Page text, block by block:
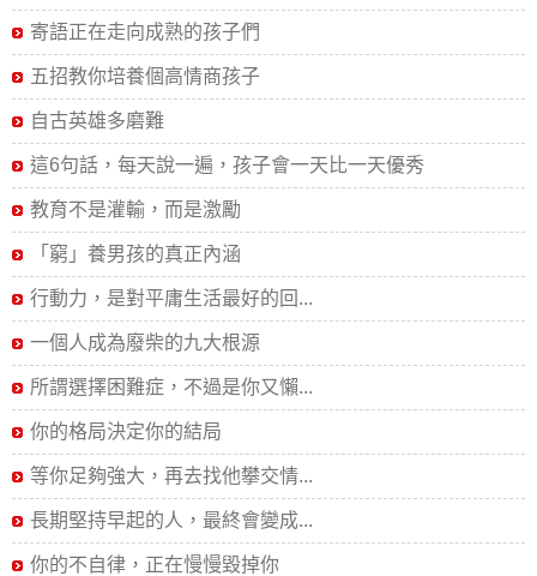
寄語正在走向成熟的孩子們
五招教你培養個高情商孩子
自古英雄多磨難
這6句話，每天說一遍，孩子會一天比一天優秀
教育不是灌輸，而是激勵
「窮」養男孩的真正內涵
行動力，是對平庸生活最好的回...
一個人成為廢柴的九大根源
所謂選擇困難症，不過是你又懶...
你的格局決定你的結局
等你足夠強大，再去找他攀交情...
長期堅持早起的人，最終會變成...
你的不自律，正在慢慢毀掉你